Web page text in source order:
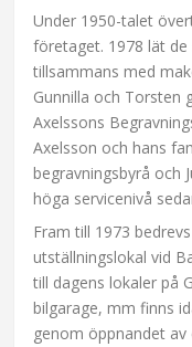
Under 1950-talet
företaget. 1978 lät
tillsammans med
Gunnilla och Torsten
Axelssons
Axelsson och hans
begravningsbyrå och
höga servicenivå
Fram till 1973
utställningslokal vid
till dagens lokaler på
bilgarage, mm finns
genom öppnandet